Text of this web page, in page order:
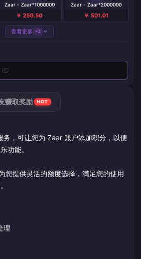
赚取奖励 HOT
务，可让您为 Zaar 账户添加积分，以便
功能。
您提供灵活的额度选择，满足您的使用
理
Zaar - Zaar*1000000
￥ 250.50
Zaar - Zaar*2000000
￥ 501.01
查看更多 +2